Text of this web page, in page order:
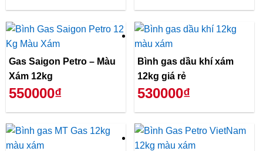
Gas Saigon Petro – Màu
Xám 12kg
550000₫
Bình gas dầu khí xám
12kg giá rẻ
530000₫